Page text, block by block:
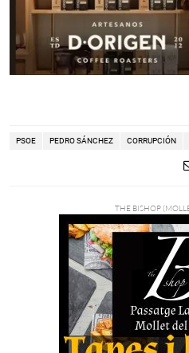
PSOE PEDRO SÁNCHEZ CORRUPCIÓN